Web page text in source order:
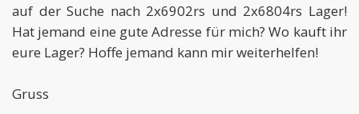
auf der Suche nach 2x6902rs und 2x6804rs Lager!
Hat jemand eine gute Adresse für mich? Wo kauft ihr
eure Lager? Hoffe jemand kann mir weiterhelfen!
Gruss